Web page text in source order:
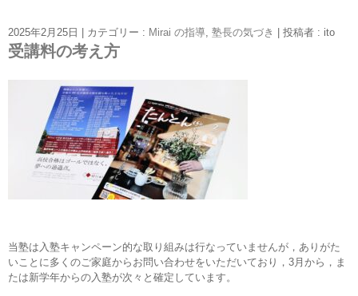
2025年2月25日 カテゴリー : Mirai の指導 塾長の気づき 投稿者 : ito
受講料の考え方
当塾は入塾キャンペーン的な取り組みは行なっていませんが，ありがた
いことに多くのご家庭からお問い合わせをいただいており，3月から，ま
たは新学年からの入塾が次々と確定しています。